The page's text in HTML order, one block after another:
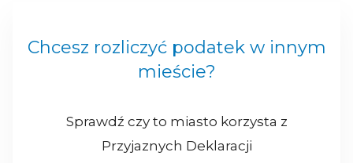
Chcesz rozliczyć podatek w innym
mieście?
Sprawdź czy to miasto korzysta z
Przyjaznych Deklaracji